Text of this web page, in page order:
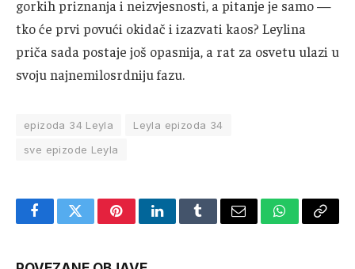
gorkih priznanja i neizvjesnosti, a pitanje je samo —
tko će prvi povući okidač i izazvati kaos? Leylina
priča sada postaje još opasnija, a rat za osvetu ulazi u
svoju najnemilosrdniju fazu.
epizoda 34 Leyla
Leyla epizoda 34
sve epizode Leyla
FacebookTwitterPinterestLinkedInTumblrEmail WhatsApp
Copy